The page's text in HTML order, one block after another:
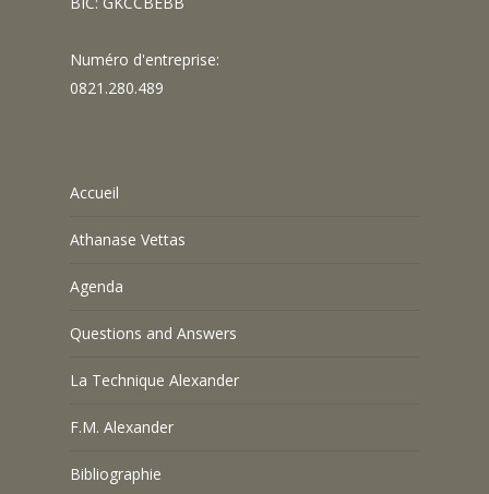
Numéro d'entreprise:
0821.280.489
Accueil
Athanase Vettas
Agenda
Questions and Answers
La Technique Alexander
F.M. Alexander
Bibliographie